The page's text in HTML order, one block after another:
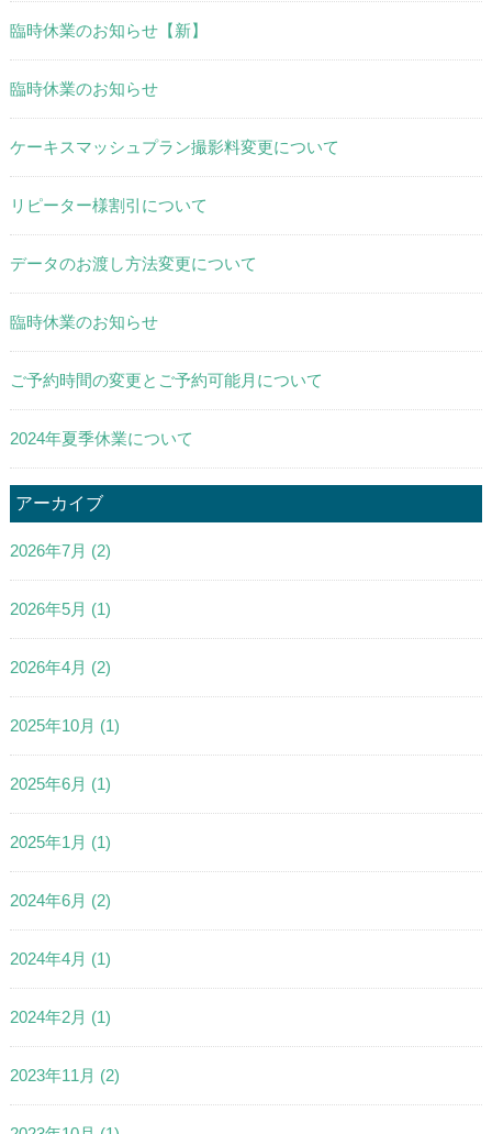
臨時休業のお知らせ【新】
臨時休業のお知らせ
ケーキスマッシュプラン撮影料変更について
リピーター様割引について
データのお渡し方法変更について
臨時休業のお知らせ
ご予約時間の変更とご予約可能月について
2024年夏季休業について
アーカイブ
2026年7月 (2)
2026年5月 (1)
2026年4月 (2)
2025年10月 (1)
2025年6月 (1)
2025年1月 (1)
2024年6月 (2)
2024年4月 (1)
2024年2月 (1)
2023年11月 (2)